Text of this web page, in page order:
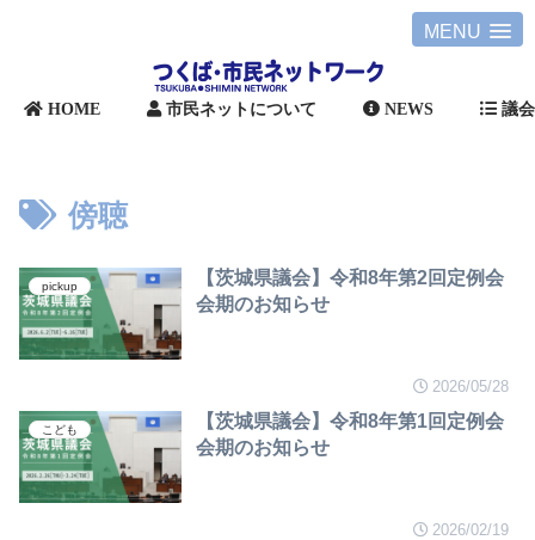
MENU
HOME 市民ネットについて NEWS 議会
傍聴
pickup
【茨城県議会】令和8年第2回定例会
会期のお知らせ
2026/05/28
こども
【茨城県議会】令和8年第1回定例会
会期のお知らせ
2026/02/19